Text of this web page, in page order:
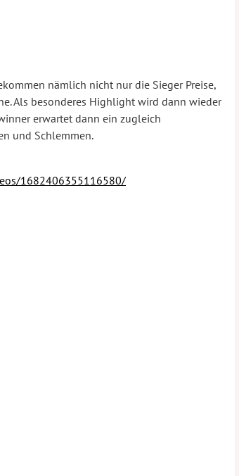
nämlich nicht nur die Sieger Preise,
Als besonderes Highlight wird dann wieder
erwartet dann ein zugleich
und Schlemmen.
1682406355116580/